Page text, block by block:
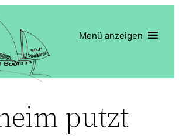
Menü anzeigen
putzt